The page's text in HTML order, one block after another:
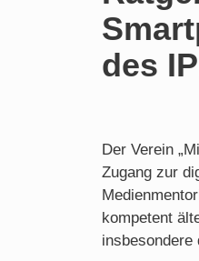
des
Der Verein
Zugang zur
kompetent
insbesondere